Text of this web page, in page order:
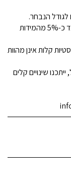
לגודל הנבחר.
מידות האורך והרוחב עשויות להשתנות בסטייה של עד כ-5% מהמידות
קלות אינן מהוות
שינויים קלים